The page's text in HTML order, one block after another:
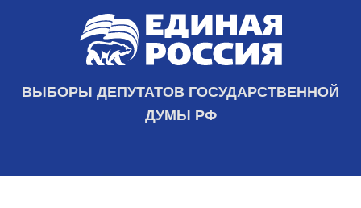
ВЫБОРЫ ДЕПУТАТОВ ГОСУДАРСТВЕННОЙ
ДУМЫ РФ